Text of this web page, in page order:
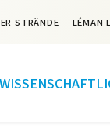
STRÄNDE LÉMAN